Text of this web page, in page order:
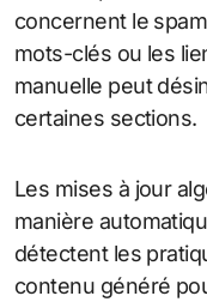
concernent le
mots-clés ou les
manuelle peut
certaines sections.
Les mises à jour
manière
détectent les
contenu généré